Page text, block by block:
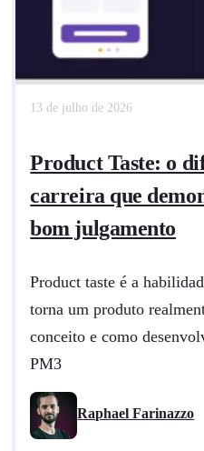
13 de julho de 2026
Product Taste: o
carreira que
bom julgamento
Product taste é a
torna um produto
conceito e como
PM3
Raphael Farinazzo